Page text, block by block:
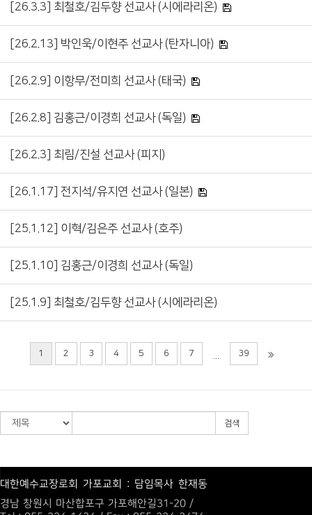
[26.3.3] 최철호/김두향 선교사 (시에라리온)
[26.2.13] 박인욱/이현주 선교사 (탄자니아)
[26.2.9] 이항무/전미희 선교사 (태국)
[26.2.8] 김홍근/이경희 선교사 (독일)
[26.2.3] 최림/진설 선교사 (피지)
[26.1.17] 전지석/유지연 선교사 (일본)
[25.1.12] 이혁/김은주 선교사 (호주)
[25.1.10] 김홍근/이경희 선교사 (독일)
[25.1.9] 최철호/김두향 선교사 (시에라리온)
1 2 3 4 5 6 7 39
검색
대한예수교장로회 가포교회 : 담임목사 한재동
경남 창원시 마산합포구 가포해안길31-20 /